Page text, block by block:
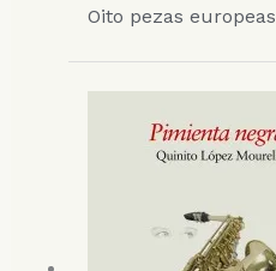
Oito pezas europeas